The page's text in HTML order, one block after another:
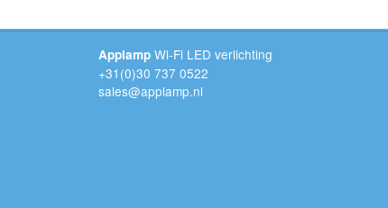
Applamp Wi-Fi LED verlichting
+31(0)30 737 0522
sales@applamp.nl